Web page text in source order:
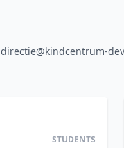
directie@kindcentrum-
STUDENTS